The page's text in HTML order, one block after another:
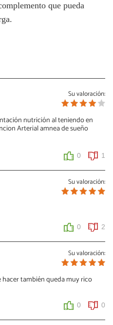
que pueda
Su valoración:
nutrición al teniendo en
Arterial amnea de sueño
0 1
Su valoración:
0 2
Su valoración:
también queda muy rico
0 0